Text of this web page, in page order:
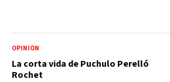
OPINIÓN
La corta vida de Puchulo Perelló
Rochet